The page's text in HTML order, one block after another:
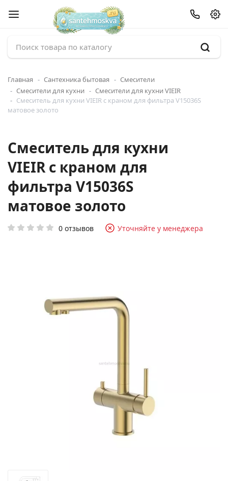
Главная Сантехника бытовая
Смесители
Смесители для кухни
Смесители для кухни VIEIR
Смеситель для кухни VIEIR с краном для фильтра V15036S
матовое золото
Смеситель для кухни
VIEIR с краном для
фильтра V15036S
матовое золото
0 отзывов Уточняйте у менеджера